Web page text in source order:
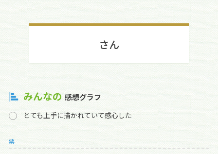
さん
みんなの 感想グラフ
とても上手に描かれていて感心した
票